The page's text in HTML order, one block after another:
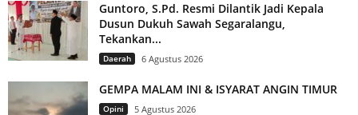
Guntoro, S.Pd. Resmi Dilantik Jadi Kepala
Dusun Dukuh Sawah Segaralangu,
Tekankan...
Daerah 6 Agustus 2026
GEMPA MALAM INI & ISYARAT ANGIN TIMUR
Opini 5 Agustus 2026